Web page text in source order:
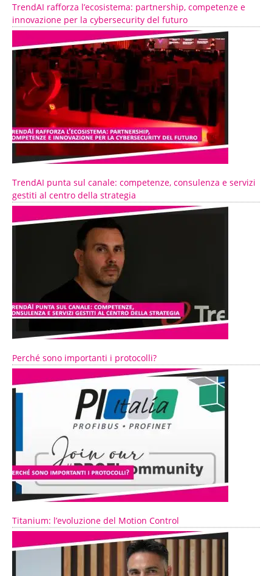
TrendAI rafforza l’ecosistema: partnership, competenze e
innovazione per la cybersecurity del futuro
TrendAI punta sul canale: competenze, consulenza e servizi
gestiti al centro della strategia
Perché sono importanti i protocolli?
Titanium: l’evoluzione del Motion Control